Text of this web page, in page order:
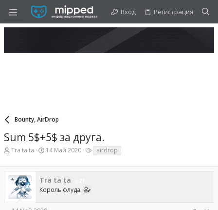
Вход Регистрация
Bounty, AirDrop
Sum 5$+5$ за друга.
А
т
о
р
е
м
Tra ta ta
Д
т
а
н
а
ч
а
14 Май 2020
Т
е
г
и
airdrop
Tra ta ta
Король флуда